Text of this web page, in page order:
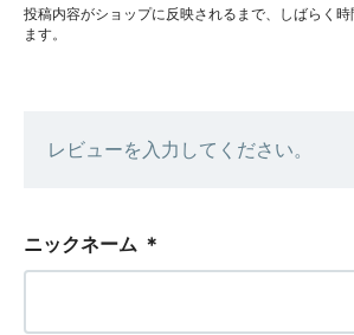
投稿内容がショップに反映されるまで、しばらく
ます。
レビューを入力してください。
ニックネーム ＊